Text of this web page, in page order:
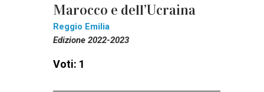
Marocco e dell’Ucraina
Reggio Emilia
Edizione 2022-2023
Voti: 1